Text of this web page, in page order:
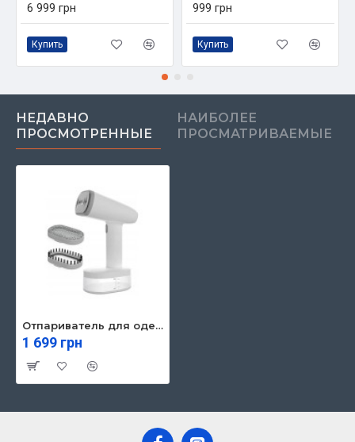
6 999 грн
Купить
999 грн
Купить
НЕДАВНО
ПРОСМОТРЕННЫЕ
НАИБОЛЕЕ
ПРОСМАТРИВАЕМЫЕ
Отпариватель для одежды Grunhelm GHS1610W
1 699 грн